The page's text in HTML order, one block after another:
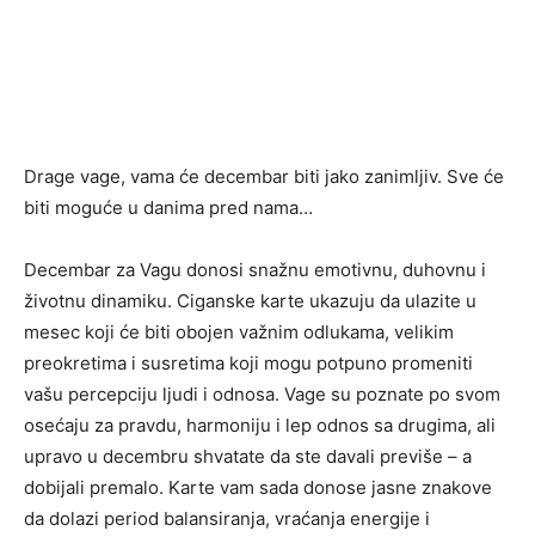
Drage vage, vama će decembar biti jako zanimljiv. Sve će
biti moguće u danima pred nama…
Decembar za Vagu donosi snažnu emotivnu, duhovnu i
životnu dinamiku. Cigan­ske karte ukazuju da ulazite u
mesec koji će biti obojen važnim odlukama, velikim
preokretima i susretima koji mogu potpuno promeniti
vašu percepciju ljudi i odnosa. Vage su poznate po svom
osećaju za pravdu, harmoniju i lep odnos sa drugima, ali
upravo u decembru shvatate da ste davali previše – a
dobijali premalo. Karte vam sada donose jasne znakove
da dolazi period balansiranja, vraćanja energije i